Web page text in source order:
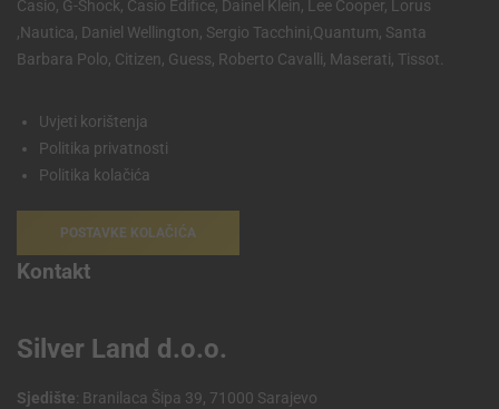
Casio, G-Shock, Casio Edifice, Dainel Klein, Lee Cooper, Lorus
,Nautica, Daniel Wellington, Sergio Tacchini,Quantum, Santa
Barbara Polo, Citizen, Guess, Roberto Cavalli, Maserati, Tissot.
Uvjeti korištenja
Politika privatnosti
Politika kolačića
POSTAVKE KOLAČIĆA
Kontakt
Silver Land d.o.o.
Sjedište: Branilaca Šipa 39, 71000 Sarajevo